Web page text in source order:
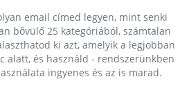
email címed legyen, mint senki
bővülő 25 kategóriából, számtalan
ki azt, amelyik a legjobban
alatt, és használd - rendszerünkben
ingyenes és az is marad.